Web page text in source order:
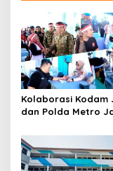
Kolaborasi Kodam
dan Polda Metro